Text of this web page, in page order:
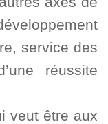
service des
réussite
veut être aux